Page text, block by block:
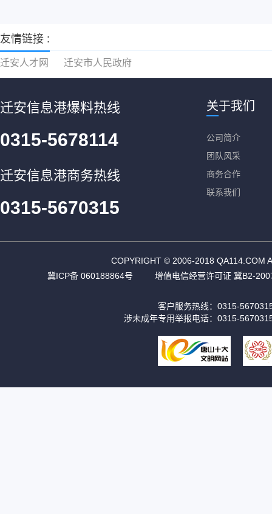
友情链接 :
迁安人才网 迁安市人民政府
迁安信息港爆料热线
0315-5678114
迁安信息港商务热线
0315-5670315
关于我们
公司简介
团队风采
商务合作
联系我们
COPYRIGHT © 2006-2018 QA114.COM
冀ICP备 060188864号
增值电信经营许可证 冀B2-
客户服务热线：0315-
涉未成年专用举报电话：0315-